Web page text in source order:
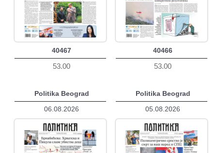
40467
53.00
40466
53.00
Politika Beograd
06.08.2026
Politika Beograd
05.08.2026